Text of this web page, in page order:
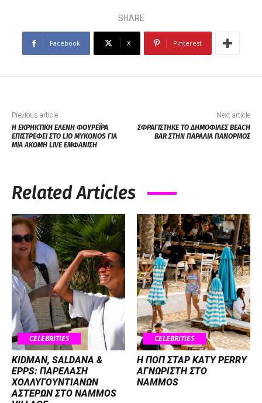
SHARE
Facebook X Pinterest
Previous article
Η ΕΚΡΗΚΤΙΚΗ ΕΛΕΝΗ ΦΟΥΡΕΪΡΑ
ΕΠΙΣΤΡΕΦΕΙ ΣΤΟ LIO MYKONOS ΓΙΑ
ΜΙΑ ΑΚΟΜΗ LIVE ΕΜΦΑΝΙΣΗ
Next article
ΣΦΡΑΓΙΣΤΗΚΕ ΤΟ ΔΗΜΟΦΙΛΕΣ BEACH
BAR ΣΤΗΝ ΠΑΡΑΛΙΑ ΠΑΝΟΡΜΟΣ
Related Articles
CELEBRITIES
KIDMAN, SALDANA &
EPPS: ΠΑΡΕΛΑΣΗ
ΧΟΛΛΥΓΟΥΝΤΙΑΝΩΝ
ΑΣΤΕΡΩΝ ΣΤΟ NAMMOS
CELEBRITIES
H ΠΟΠ ΣΤΑΡ KATY PERRY
ΑΓΝΩΡΙΣΤΗ ΣΤΟ
NAMMOS